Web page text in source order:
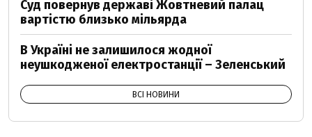
Суд повернув державі Жовтневий палац
вартістю близько мільярда
В Україні не залишилося жодної
неушкодженої електростанції – Зеленський
ВСІ НОВИНИ